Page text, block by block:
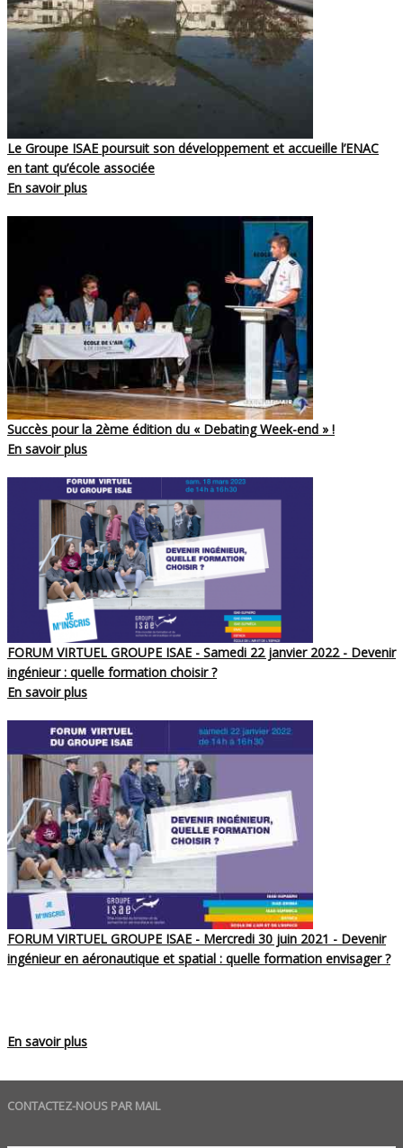
Le Groupe ISAE poursuit son développement et accueille l’ENAC
en tant qu’école associée
En savoir plus
Succès pour la 2ème édition du « Debating Week-end » !
En savoir plus
FORUM VIRTUEL GROUPE ISAE - Samedi 22 janvier 2022 - Devenir
ingénieur : quelle formation choisir ?
En savoir plus
FORUM VIRTUEL GROUPE ISAE - Mercredi 30 juin 2021 - Devenir
ingénieur en aéronautique et spatial : quelle formation envisager ?
En savoir plus
CONTACTEZ-NOUS PAR MAIL